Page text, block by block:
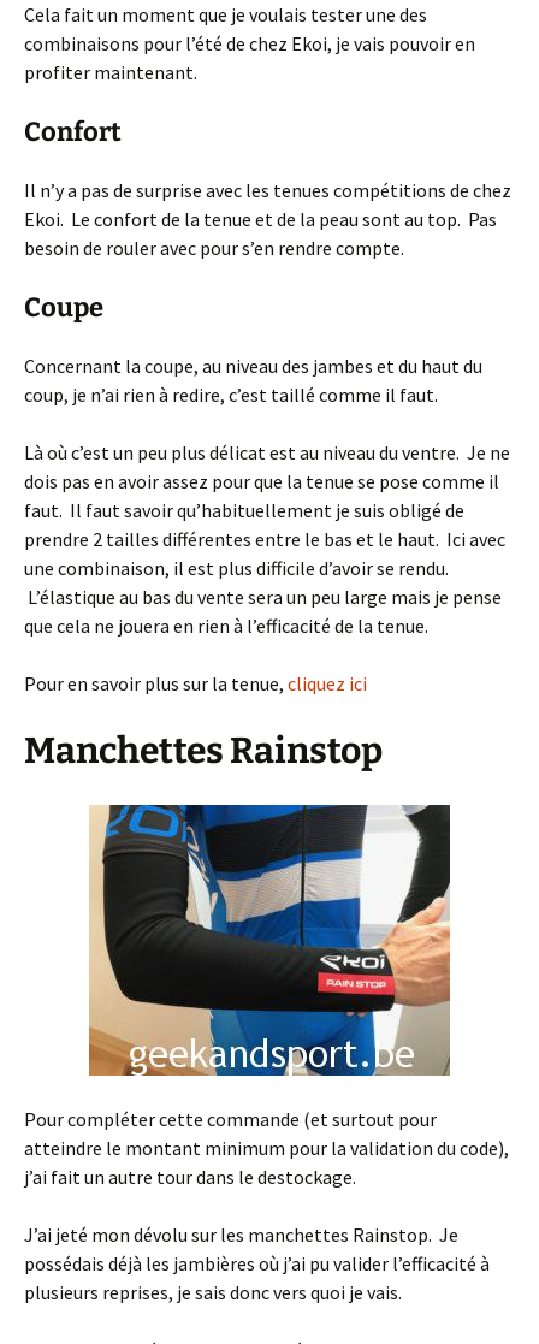
Cela fait un moment que je voulais tester une des
combinaisons pour l’été de chez Ekoi, je vais pouvoir en
profiter maintenant.
Confort
Il n’y a pas de surprise avec les tenues compétitions de chez
Ekoi. Le confort de la tenue et de la peau sont au top. Pas
besoin de rouler avec pour s’en rendre compte.
Coupe
Concernant la coupe, au niveau des jambes et du haut du
coup, je n’ai rien à redire, c’est taillé comme il faut.
Là où c’est un peu plus délicat est au niveau du ventre. Je ne
dois pas en avoir assez pour que la tenue se pose comme il
faut. Il faut savoir qu’habituellement je suis obligé de
prendre 2 tailles différentes entre le bas et le haut. Ici avec
une combinaison, il est plus difficile d’avoir se rendu.
L’élastique au bas du vente sera un peu large mais je pense
que cela ne jouera en rien à l’efficacité de la tenue.
Pour en savoir plus sur la tenue, cliquez ici
Manchettes Rainstop
Pour compléter cette commande (et surtout pour
atteindre le montant minimum pour la validation du code),
j’ai fait un autre tour dans le destockage.
J’ai jeté mon dévolu sur les manchettes Rainstop. Je
possédais déjà les jambières où j’ai pu valider l’efficacité à
plusieurs reprises, je sais donc vers quoi je vais.